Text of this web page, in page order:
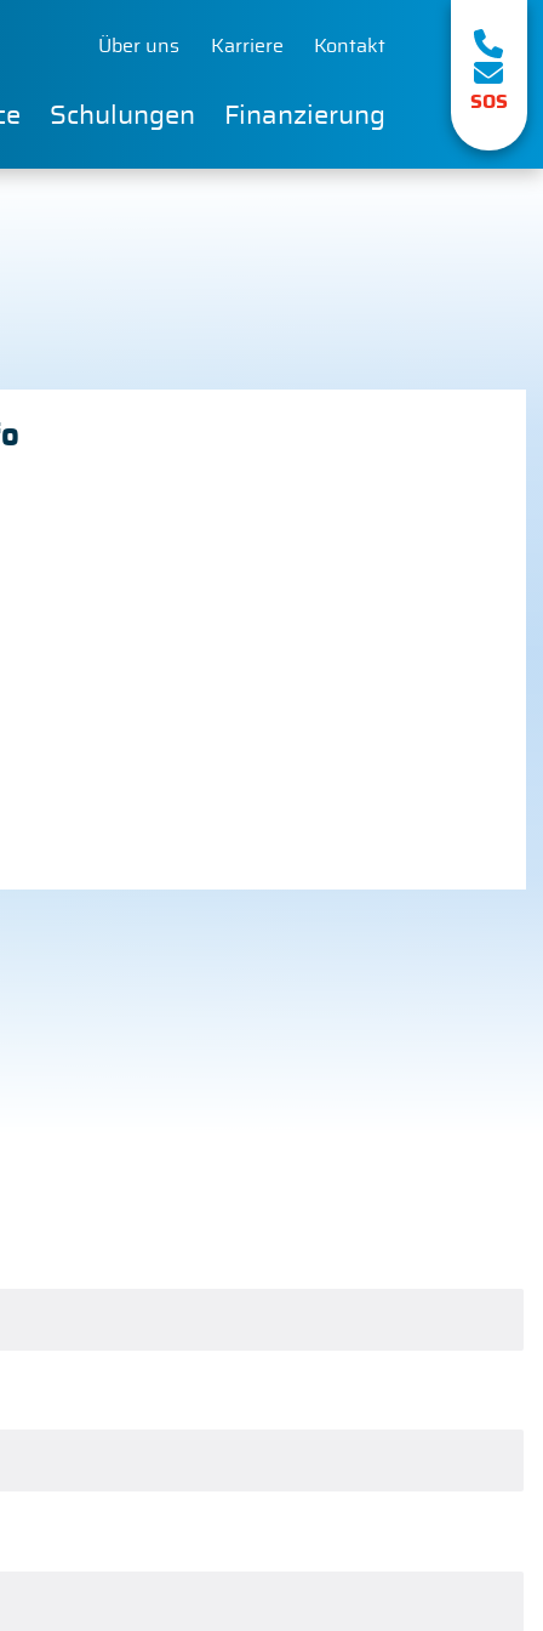
Über uns Karriere Kontakt
Schulungen Finanzierung
SOS